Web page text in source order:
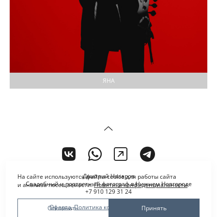
ЯНА
Дмитрий Назаров
Свадебный и портретный фотограф в Нижнем Новгороде
+7 910 129 31 24
Оферта,Политика конфиденциальности
На сайте используются файлы cookie для работы сайта
и анализа посещаемости.Политика конфиденциальности
Отклонить Принять